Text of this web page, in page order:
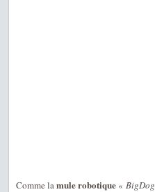
Comme lamule robotique « BigDog